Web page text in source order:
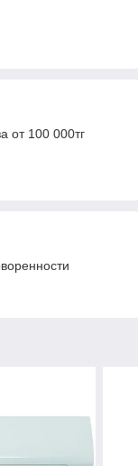
от 100 000тг